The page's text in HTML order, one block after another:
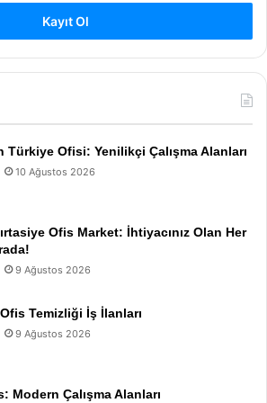
Kayıt Ol
Türkiye Ofisi: Yenilikçi Çalışma Alanları
10 Ağustos 2026
Ofis Market: İhtiyacınız Olan Her
9 Ağustos 2026
Temizliği İş İlanları
9 Ağustos 2026
Modern Çalışma Alanları